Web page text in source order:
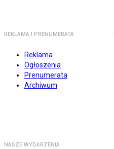
REKLAMA I PRENUMERATA
Reklama
Ogłoszenia
Prenumerata
Archiwum
NASZE WYDARZENIA